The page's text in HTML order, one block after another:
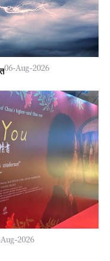
06-Aug-2026
2026